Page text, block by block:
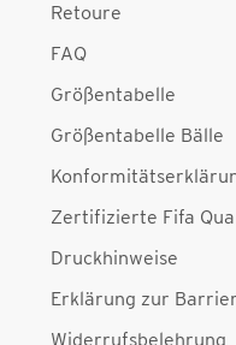
Retoure
FAQ
Größentabelle
Größentabelle Bälle
Zertifizierte Fifa
Druckhinweise
Erklärung zur
Widerrufsbelehrung